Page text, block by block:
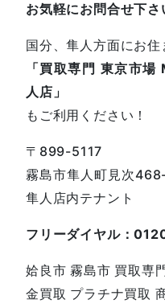
お気軽にお問合せ下さ
国分、隼人方面にお住
「買取専門 東京市
人店」
もご利用ください！
〒899-5117
霧島市隼人町見次
隼人店内テナント
フリーダイヤル：
姶良市 霧島市 買取専
金買取 プラチナ買取